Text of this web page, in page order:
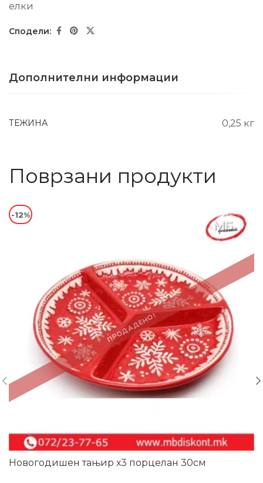
елки
Дополнителни информации
ТЕЖИНА 0,25 кг
Поврзани продукти
ПРОДАДЕНО!
-12%
Новогодишен тањир х3 порцелан 30см